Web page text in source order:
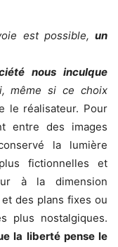
est possible, un
nous inculque
même si ce choix
le réalisateur. Pour
entre des images
la lumière
fictionnelles et
à la dimension
des plans fixes ou
plus nostalgiques.
la liberté pense le